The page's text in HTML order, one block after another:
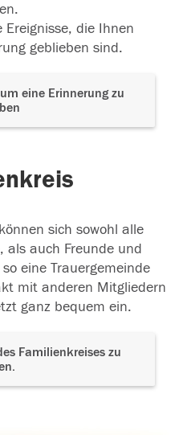
Ereignisse, die Ihnen
geblieben sind.
eine Erinnerung zu
sich sowohl alle
als auch Freunde und
eine Trauergemeinde
mit anderen Mitgliedern
ganz bequem ein.
Familienkreises zu